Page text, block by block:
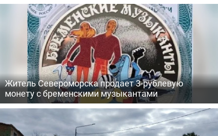
Житель Североморска продает 3-рублевую
монету с бременскими музыкантами